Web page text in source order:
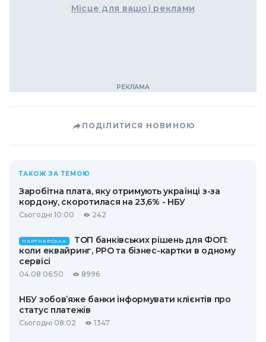
Місце для вашої реклами
ПОДІЛИТИСЯ НОВИНОЮ
ТАКОЖ ЗА ТЕМОЮ
Заробітна плата, яку отримують українці з-за
кордону, скоротилася на 23,6% - НБУ
Сьогодні 10:00 242
ПАРТНЕРСЬКА
ТОП банківських рішень для ФОП:
коли еквайринг, РРО та бізнес-картки в одному
сервісі
04.08 06:50 8996
НБУ зобов’яже банки інформувати клієнтів про
статус платежів
Сьогодні 08:02 1347